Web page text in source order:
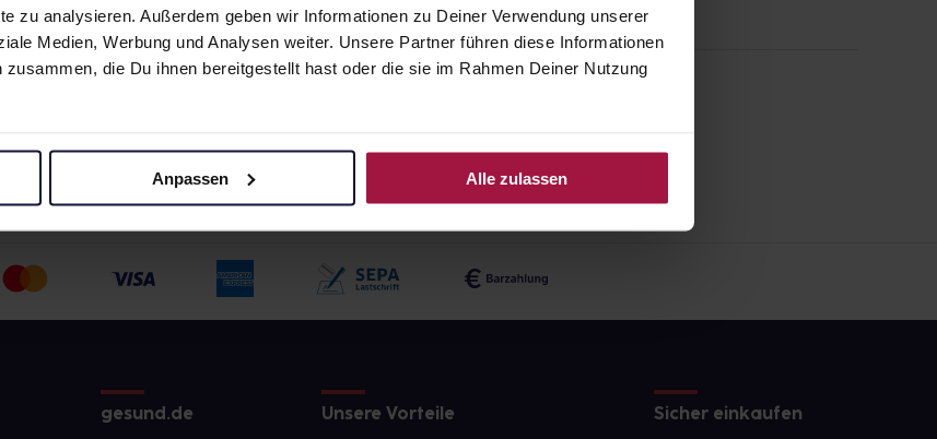
zu analysieren. Außerdem geben wir Informationen zu Deiner Verwendung unserer
Medien, Werbung und Analysen weiter. Unsere Partner führen diese Informationen
die Du ihnen bereitgestellt hast oder die sie im Rahmen Deiner Nutzung
Anpassen Alle zulassen
gesund.de Unsere Vorteile Sicher einkaufen